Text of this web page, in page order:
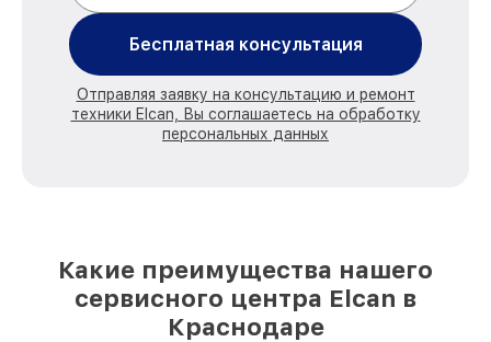
Бесплатная консультация
Отправляя заявку на консультацию и ремонт
техники Elcan, Вы соглашаетесь на обработку
персональных данных
Какие преимущества нашего
сервисного центра Elcan в
Краснодаре